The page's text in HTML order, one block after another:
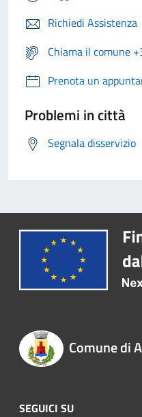
Richiedi Assistenza
Chiama il comune
Prenota un
Problemi in città
Segnala disservizio
Comune di
SEGUICI SU